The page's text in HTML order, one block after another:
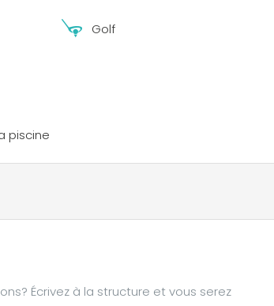
Golf
piscine
Écrivez à la structure et vous serez